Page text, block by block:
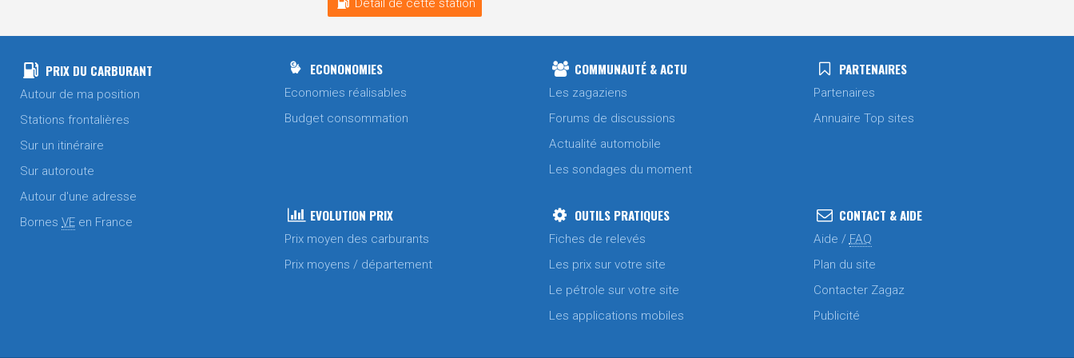
Détail de cette station
PRIX DU CARBURANT
Autour de ma position
Stations frontalières
Sur un itinéraire
Sur autoroute
Autour d'une adresse
Bornes VE en France
ECONONOMIES
Economies réalisables
Budget consommation
COMMUNAUTÉ & ACTU
Les zagaziens
Forums de discussions
Actualité automobile
Les sondages du moment
PARTENAIRES
Partenaires
Annuaire Top sites
EVOLUTION PRIX
Prix moyen des carburants
Prix moyens / département
OUTILS PRATIQUES
Fiches de relevés
Les prix sur votre site
Le pétrole sur votre site
Les applications mobiles
CONTACT & AIDE
Aide / FAQ
Plan du site
Contacter Zagaz
Publicité